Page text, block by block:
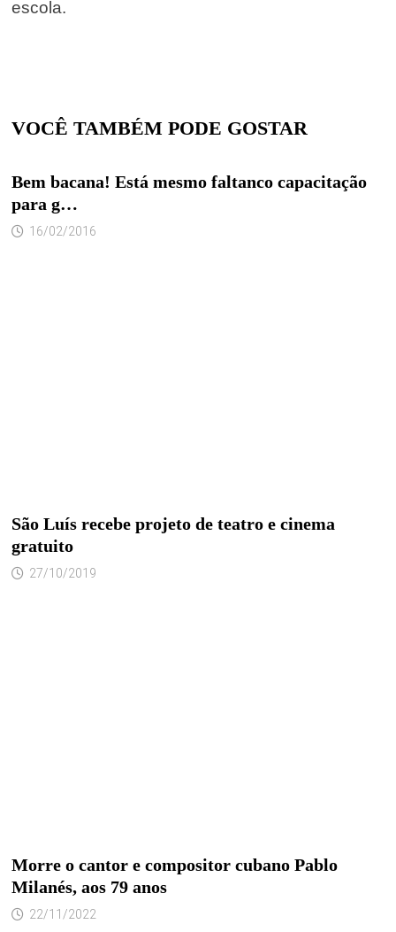
escola.
VOCÊ TAMBÉM PODE GOSTAR
Bem bacana! Está mesmo faltanco capacitação
para g…
16/02/2016
São Luís recebe projeto de teatro e cinema
gratuito
27/10/2019
Morre o cantor e compositor cubano Pablo
Milanés, aos 79 anos
22/11/2022